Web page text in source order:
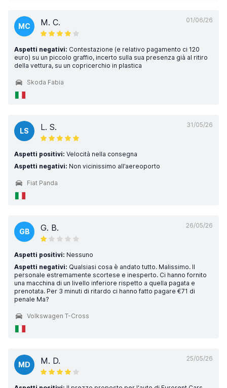
01/06/26
MC M. C.
Aspetti negativi: Contestazione (e relativo pagamento ci 120
euro) su un piccolo graffio, incerto sulla sua presenza già al ritiro
della vettura, su un copricerchio in plastica
Skoda Fabia
31/05/26
LS L. S.
Aspetti positivi: Velocità nella consegna
Aspetti negativi: Non vicinissimo all’aereoporto
Fiat Panda
26/05/26
GB G. B.
Aspetti positivi: Nessuno
Aspetti negativi: Qualsiasi cosa è andato tutto. Malissimo. Il
personale estremamente scortese e inesperto. Ci hanno fornito
una macchina di un livello inferiore rispetto a quella pagata e
prenotata. Per 3 minuti di ritardo ci hanno fatto pagare €71 di
penale Ma?
Volkswagen T-Cross
25/05/26
MD M. D.